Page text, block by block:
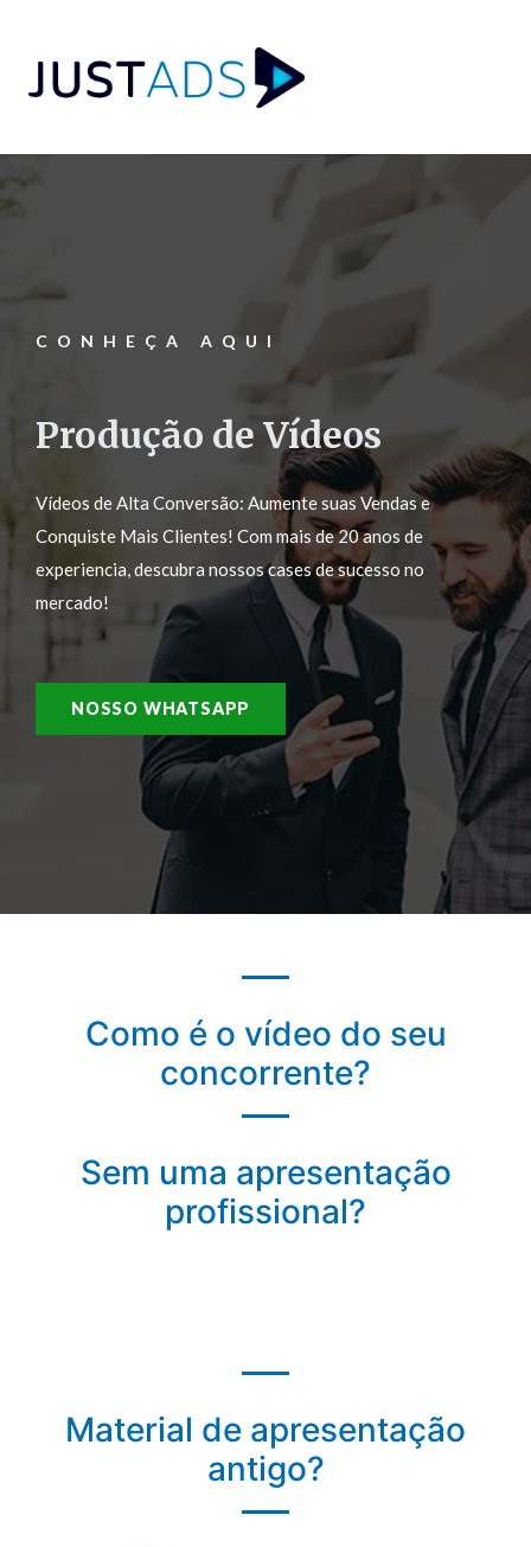
CONHEÇA AQUI
Produção de Vídeos
Vídeos de Alta Conversão: Aumente suas Vendas e
Conquiste Mais Clientes! Com mais de 20 anos de
experiencia, descubra nossos cases de sucesso no
mercado!
NOSSO WHATSAPP
Como é o vídeo do seu
concorrente?
Sem uma apresentação
profissional?
Material de apresentação
antigo?